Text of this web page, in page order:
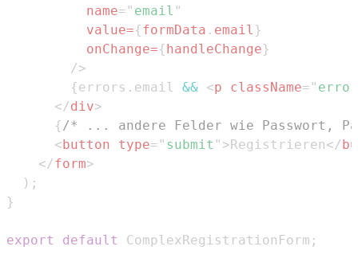
name= " email "
value={formData . email }
onChange={handleChange}
/>
{errors . email && <p className= " error
</div>
{/* ... andere Felder wie Passwort,
<button type= " submit " >Registrieren</
</form>
) ;
}
export default ComplexRegistrationForm ;